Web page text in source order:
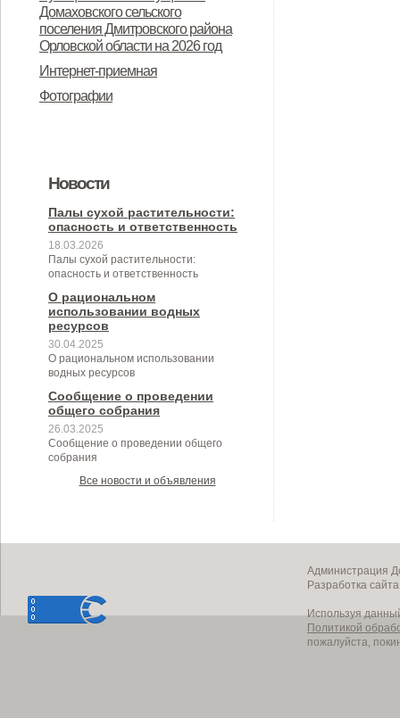
предназначенного для
предоставления во владение и
(или) пользование на
долгосрочной основе (в том числе
среднего предпринимательства и
организациям, образующим
субъектов малого и среднего
предпринимательства» (с
изменениями от 26.04.2022 № 30/9-
сс)
Дмитровского района Орловской
области в целях осуществления
сельского поселения
Домаховского сельского
поселения Дмитровского района
Орловской области на 2026 год
Интернет-приемная
Фотографии
Новости
Палы сухой растительности:
опасность и ответственность
18.03.2026
Палы сухой растительности:
опасность и ответственность
О рациональном
использовании водных
ресурсов
30.04.2025
О рациональном использовании
водных ресурсов
Сообщение о проведении
общего собрания
26.03.2025
Сообщение о проведении общего
собрания
Все новости и объявления
Администрация
Разработка
Используя
Политикой
пожалуйста,